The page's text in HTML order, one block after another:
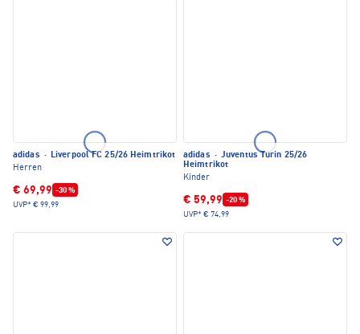
adidas · Liverpool FC 25/26 Heimtrikot
Herren
€ 69,99 -30 %
UVP* € 99,99
adidas · Juventus Turin 25/26
Heimtrikot
Kinder
€ 59,99 -20 %
UVP* € 74,99